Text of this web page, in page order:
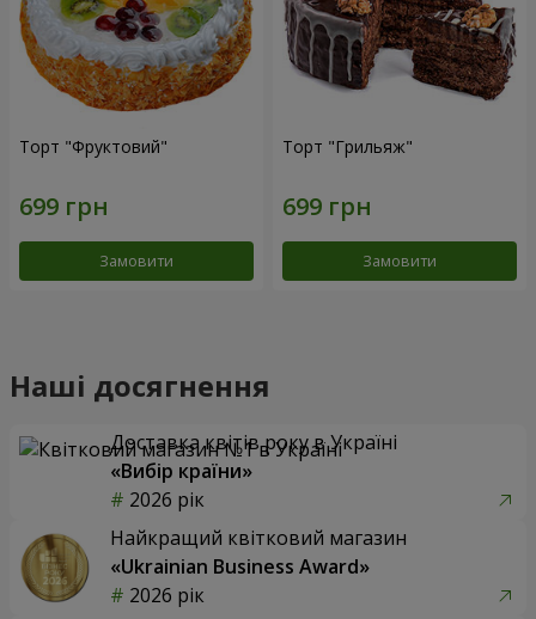
Торт "Фруктовий"
Замовити
Торт "Грильяж"
Замовити
Наші досягнення
Доставка квітів року в Україні
«Вибір країни»
2026 рік
Найкращий квітковий магазин
«Ukrainian Business Award»
2026 рік